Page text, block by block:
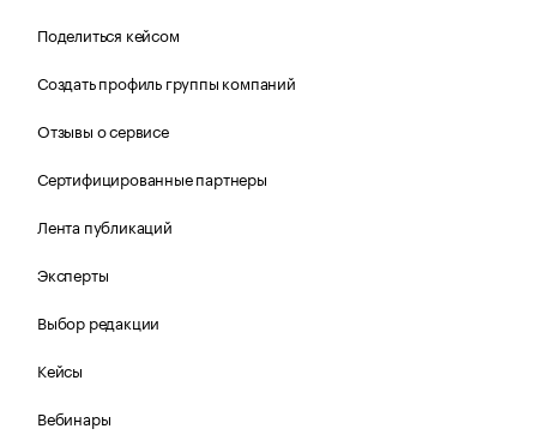
Поделиться кейсом
Создать профиль группы компаний
Отзывы о сервисе
Сертифицированные партнеры
Лента публикаций
Эксперты
Выбор редакции
Кейсы
Вебинары